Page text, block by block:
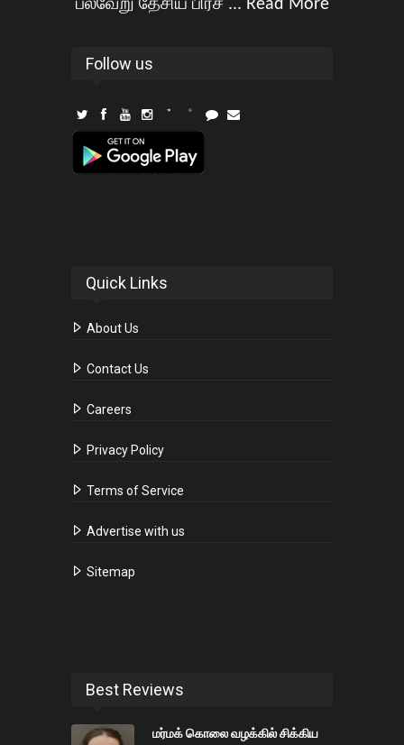
பல்வேறு தேசிய பிரச ... Read More
Follow us
Quick Links
About Us
Contact Us
Careers
Privacy Policy
Terms of Service
Advertise with us
Sitemap
Best Reviews
மர்மக் கொலை வழக்கில் சிக்கிய